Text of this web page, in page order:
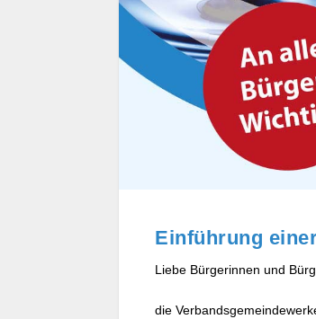
Einführung
Liebe Bürgerinnen und
die